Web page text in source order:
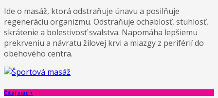
Ide o masáž, ktorá odstraňuje únavu a posilňuje
regeneráciu organizmu. Odstraňuje ochablosť, stuhlosť,
skrátenie a bolestivosť svalstva. Napomáha lepšiemu
prekrveniu a návratu žilovej krvi a miazgy z periférií do
obehového centra.
Čítaj viac +